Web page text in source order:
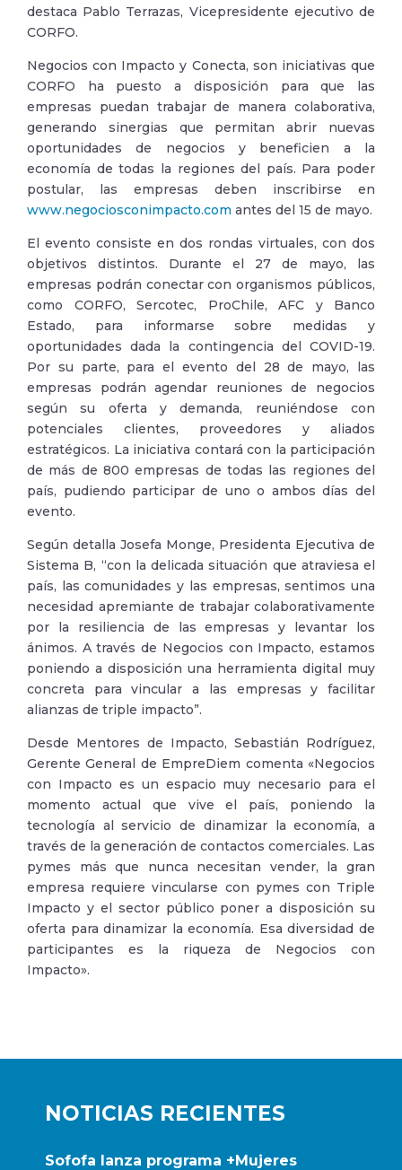
NOTICIAS RECIENTES
Sofofa lanza programa +Mujeres
destaca Pablo Terrazas, Vicepresidente ejecutivo de
CORFO.
Negocios con Impacto y Conecta, son iniciativas que
CORFO ha puesto a disposición para que las
empresas puedan trabajar de manera colaborativa,
generando sinergias que permitan abrir nuevas
oportunidades de negocios y beneficien a la
economía de todas la regiones del país. Para poder
postular, las empresas deben inscribirse en
www.negociosconimpacto.com antes del 15 de mayo.
El evento consiste en dos rondas virtuales, con dos
objetivos distintos. Durante el 27 de mayo, las
empresas podrán conectar con organismos públicos,
como CORFO, Sercotec, ProChile, AFC y Banco
Estado, para informarse sobre medidas y
oportunidades dada la contingencia del COVID-19.
Por su parte, para el evento del 28 de mayo, las
empresas podrán agendar reuniones de negocios
según su oferta y demanda, reuniéndose con
potenciales clientes, proveedores y aliados
estratégicos. La iniciativa contará con la participación
de más de 800 empresas de todas las regiones del
país, pudiendo participar de uno o ambos días del
evento.
Según detalla Josefa Monge, Presidenta Ejecutiva de
Sistema B, “con la delicada situación que atraviesa el
país, las comunidades y las empresas, sentimos una
necesidad apremiante de trabajar colaborativamente
por la resiliencia de las empresas y levantar los
ánimos. A través de Negocios con Impacto, estamos
poniendo a disposición una herramienta digital muy
concreta para vincular a las empresas y facilitar
alianzas de triple impacto”.
Desde Mentores de Impacto, Sebastián Rodríguez,
Gerente General de EmpreDiem comenta «Negocios
con Impacto es un espacio muy necesario para el
momento actual que vive el país, poniendo la
tecnología al servicio de dinamizar la economía, a
través de la generación de contactos comerciales. Las
pymes más que nunca necesitan vender, la gran
empresa requiere vincularse con pymes con Triple
Impacto y el sector público poner a disposición su
oferta para dinamizar la economía. Esa diversidad de
participantes es la riqueza de Negocios con
Impacto».